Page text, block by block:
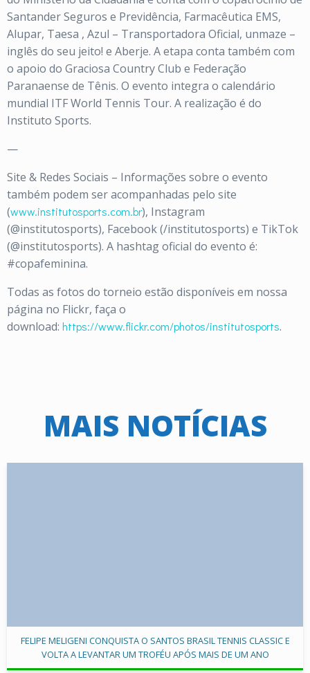
Santander Seguros e Previdência, Farmacêutica EMS,
Alupar, Taesa , Azul – Transportadora Oficial, unmaze –
inglês do seu jeito! e Aberje. A etapa conta também com
o apoio do Graciosa Country Club e Federação
Paranaense de Tênis. O evento integra o calendário
mundial ITF World Tennis Tour. A realização é do
Instituto Sports.
—
Site & Redes Sociais – Informações sobre o evento
também podem ser acompanhadas pelo site
(www.institutosports.com.br), Instagram
(@institutosports), Facebook (/institutosports) e TikTok
(@institutosports). A hashtag oficial do evento é:
#copafeminina.
Todas as fotos do torneio estão disponíveis em nossa
página no Flickr, faça o
download: https://www.flickr.com/photos/institutosports.
MAIS NOTÍCIAS
FELIPE MELIGENI CONQUISTA O SANTOS BRASIL TENNIS CLASSIC E
VOLTA A LEVANTAR UM TROFÉU APÓS MAIS DE UM ANO